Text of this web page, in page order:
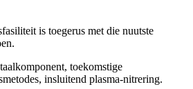
is toegerus met die nuutste
toekomstige
insluitend plasma-nitrering.